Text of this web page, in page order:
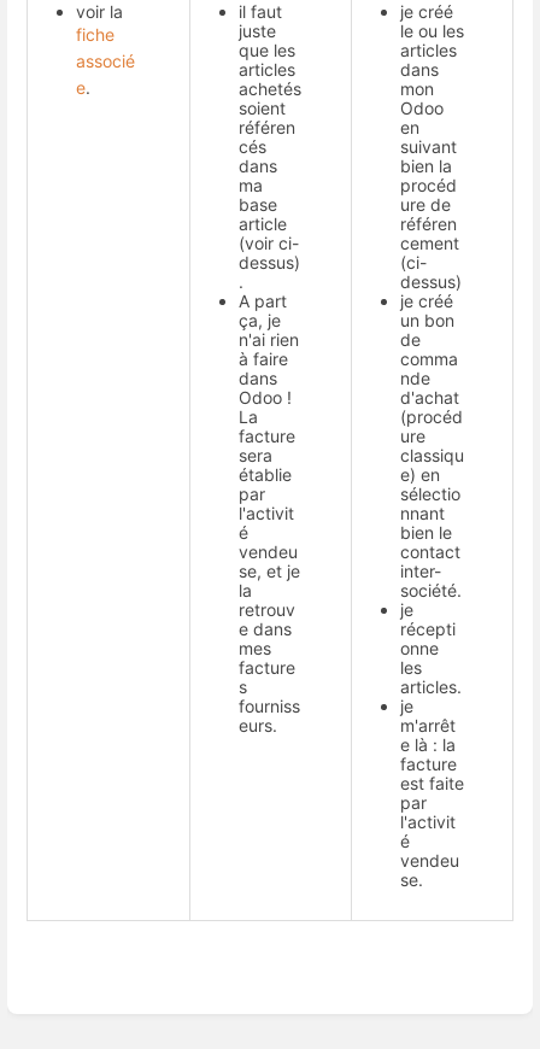
voir la
fiche
associé
e.
il faut
juste
que les
articles
achetés
soient
référen
cés
dans
ma
base
article
(voir ci-
dessus)
.
A part
ça, je
n'ai rien
à faire
dans
Odoo !
La
facture
sera
établie
par
l'activit
é
vendeu
se, et je
la
retrouv
e dans
mes
facture
s
fourniss
eurs.
je créé
le ou les
articles
dans
mon
Odoo
en
suivant
bien la
procéd
ure de
référen
cement
(ci-
dessus)
je créé
un bon
de
comma
nde
d'achat
(procéd
ure
classiqu
e) en
sélectio
nnant
bien le
contact
inter-
société.
je
récepti
onne
les
articles.
je
m'arrêt
e là : la
facture
est faite
par
l'activit
é
vendeu
se.